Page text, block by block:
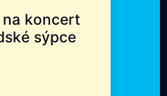
koncert
sýpce